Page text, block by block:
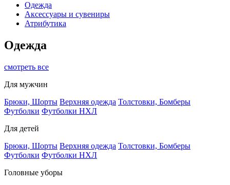
Одежда
Аксессуары и сувениры
Атрибутика
Одежда
смотреть все
Для мужчин
Брюки, Шорты Верхняя одежда Толстовки, Бомберы
Футболки Футболки НХЛ
Для детей
Брюки, Шорты Верхняя одежда Толстовки, Бомберы
Футболки Футболки НХЛ
Головные уборы